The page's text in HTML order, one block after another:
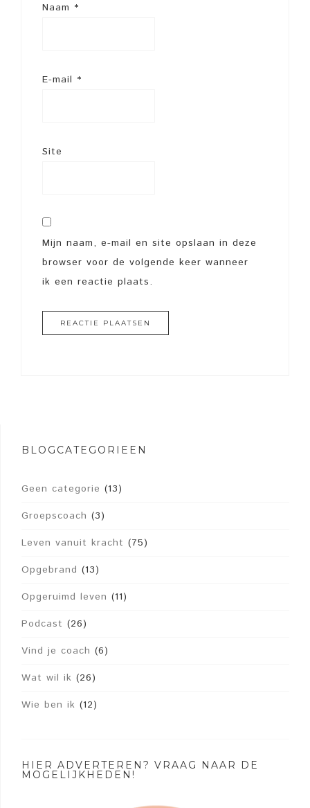
Naam *
E-mail *
Site
Mijn naam, e-mail en site opslaan in deze
browser voor de volgende keer wanneer
ik een reactie plaats.
BLOGCATEGORIEËN
Geen categorie (13)
Groepscoach (3)
Leven vanuit kracht (75)
Opgebrand (13)
Opgeruimd leven (11)
Podcast (26)
Vind je coach (6)
Wat wil ik (26)
Wie ben ik (12)
HIER ADVERTEREN? VRAAG NAAR DE
MOGELIJKHEDEN!